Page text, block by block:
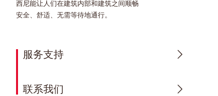
西尼能让人们在建筑内部和建筑之间顺畅
安全、舒适、无需等待地通行。
服务支持
联系我们